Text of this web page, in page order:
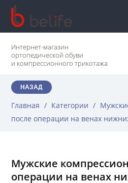
Интернет-магазин
ортопедической обуви
и компрессионного трикотажа
НАЗАД
Главная / Категории /
после операции на венах
Мужские
операции на венах